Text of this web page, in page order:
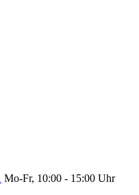
Mo-Fr, 10:00 - 15:00 Uhr